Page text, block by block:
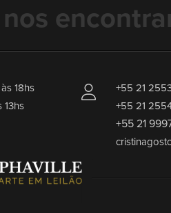
18hs
13hs
+55 21
+55 21
+55 21